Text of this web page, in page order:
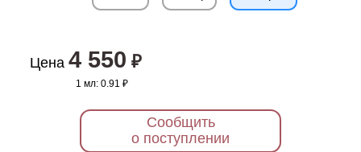
Цена 4 550 ₽
1 мл:0.91 ₽
Сообщить
о поступлении